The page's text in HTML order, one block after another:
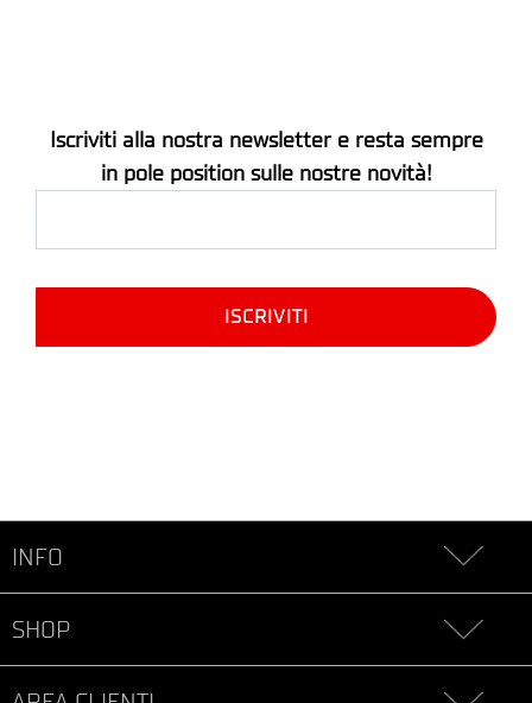
Iscriviti alla nostra newsletter e resta sempre
in pole position sulle nostre novità!
INFO
SHOP